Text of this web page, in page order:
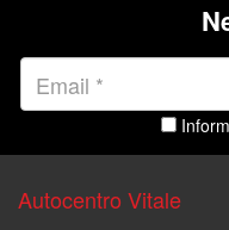
Autocentro Vitale